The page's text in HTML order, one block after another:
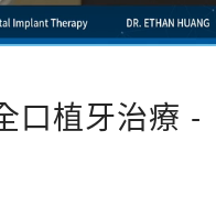
口植牙治療 -